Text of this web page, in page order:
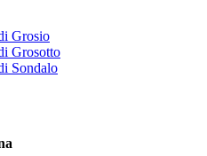
Grosio
Grosotto
Sondalo